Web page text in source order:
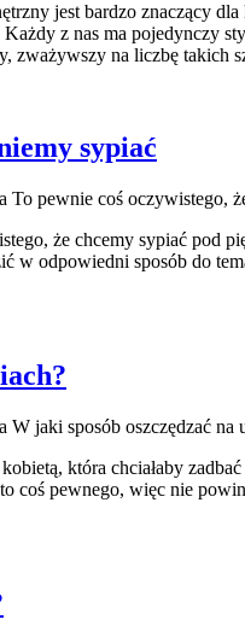
jest bardzo znaczący
z nas ma pojedynczy
zważywszy na liczbę
sypiać
To pewnie coś oczywistego,
że chcemy sypiać pod
w odpowiedni sposób do
W jaki sposób oszczędzać na
która chciałaby
coś pewnego, więc nie